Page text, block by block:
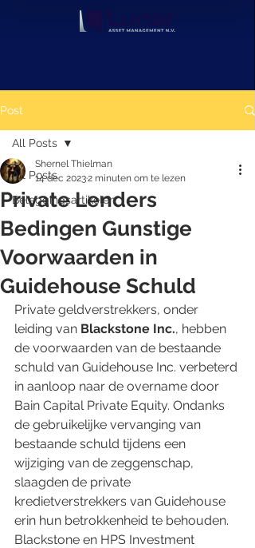
Post
All Posts
Beleggingsartikelen
All Posts
Private Lenders
Bedingen Gunstige
Voorwaarden in
Guidehouse Schuld
Shernel Thielman
14 dec 20232 minuten om te lezen
Private geldverstrekkers, onder
leiding van Blackstone Inc., hebben
de voorwaarden van de bestaande
schuld van Guidehouse Inc. verbeterd
in aanloop naar de overname door
Bain Capital Private Equity. Ondanks
de gebruikelijke vervanging van
bestaande schuld tijdens een
wijziging van de zeggenschap,
slaagden de private
kredietverstrekkers van Guidehouse
erin hun betrokkenheid te behouden.
Blackstone en HPS Investment